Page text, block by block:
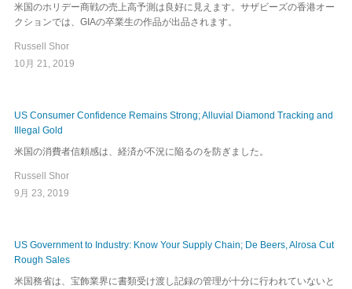
米国のホリデー商戦の売上高予測は良好に見えます。サザビーズの香港オー
クションでは、GIAの卒業生の作品が出品されます。
Russell Shor
10月 21, 2019
US Consumer Confidence Remains Strong; Alluvial Diamond Tracking and
Illegal Gold
米国の消費者信頼感は、経済が不況に陥るのを防ぎました。
Russell Shor
9月 23, 2019
US Government to Industry: Know Your Supply Chain; De Beers, Alrosa Cut
Rough Sales
米国務省は、宝飾業界に書類受け渡し記録の管理が十分に行われていないと